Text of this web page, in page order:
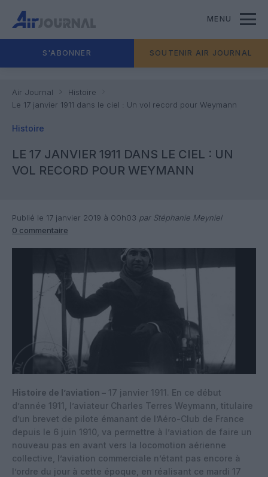
MENU
S'ABONNER SOUTENIR AIR JOURNAL
Air Journal
Histoire
Le 17 janvier 1911 dans le ciel : Un vol record pour Weymann
Histoire
LE 17 JANVIER 1911 DANS LE CIEL : UN
VOL RECORD POUR WEYMANN
Publié le 17 janvier 2019 à 00h03 par Stéphanie Meyniel
0 commentaire
Histoire de l’aviation – 17 janvier 1911. En ce début
d’année 1911, l’aviateur Charles Terres Weymann, titulaire
d’un brevet de pilote émanant de l’Aéro-Club de France
depuis le 6 juin 1910, va permettre à l’aviation de faire un
nouveau pas en avant vers la locomotion aérienne
collective, l’aviation commerciale n’étant pas encore à
l’ordre du jour à cette époque, en réalisant ce mardi 17